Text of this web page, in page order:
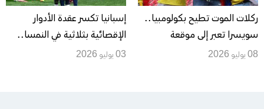
ركلات الموت تطيح بكولومبيا..
سويسرا تعبر إلى موقعة
الأرجنتين في ربع نهائي المونديال
08 يوليو 2026
إسبانيا تكسر عقدة الأدوار
الإقصائية بثلاثية في النمسا..
وترقب لمواجهتي البرتغال
03 يوليو 2026